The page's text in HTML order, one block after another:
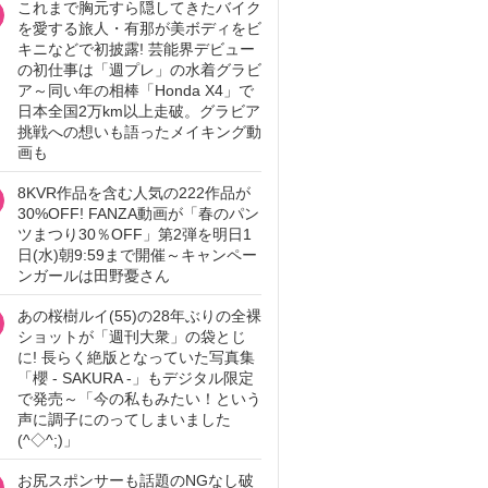
これまで胸元すら隠してきたバイク
を愛する旅人・有那が美ボディをビ
キニなどで初披露! 芸能界デビュー
の初仕事は「週プレ」の水着グラビ
ア～同い年の相棒「Honda X4」で
日本全国2万km以上走破。グラビア
挑戦への想いも語ったメイキング動
画も
8KVR作品を含む人気の222作品が
30%OFF! FANZA動画が「春のパン
ツまつり30％OFF」第2弾を明日1
日(水)朝9:59まで開催～キャンペー
ンガールは田野憂さん
あの桜樹ルイ(55)の28年ぶりの全裸
ショットが「週刊大衆」の袋とじ
に! 長らく絶版となっていた写真集
「櫻 - SAKURA -」もデジタル限定
で発売～「今の私もみたい！という
声に調子にのってしまいました
(^◇^;)」
お尻スポンサーも話題のNGなし破